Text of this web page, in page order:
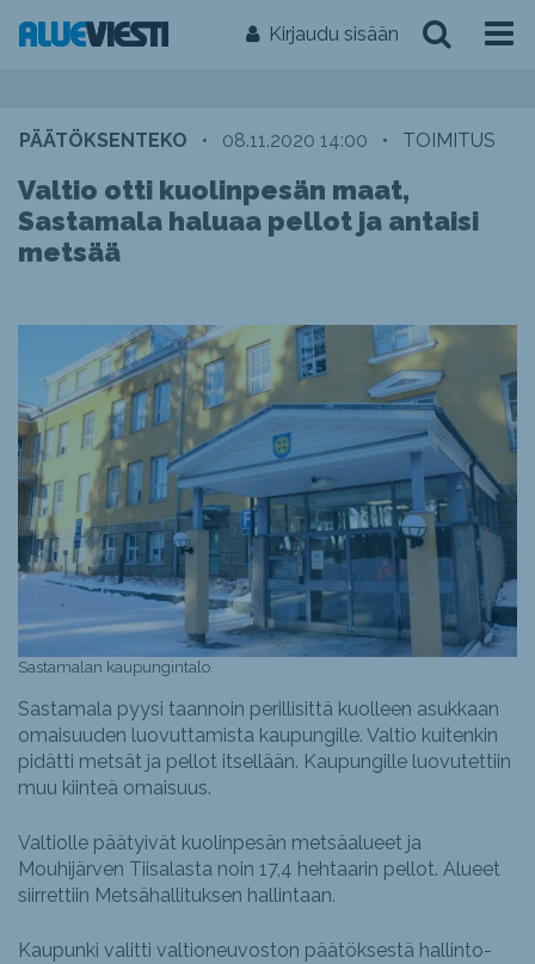
Kirjaudu sisään
PÄÄTÖKSENTEKO • 08.11.2020 14:00 • TOIMITUS
Valtio otti kuolinpesän maat,
Sastamala haluaa pellot ja antaisi
metsää
Sastamalan kaupungintalo.
Sastamala pyysi taannoin perillisittä kuolleen asukkaan
omaisuuden luovuttamista kaupungille. Valtio kuitenkin
pidätti metsät ja pellot itsellään. Kaupungille luovutettiin
muu kiinteä omaisuus.
Valtiolle päätyivät kuolinpesän metsäalueet ja
Mouhijärven Tiisalasta noin 17,4 hehtaarin pellot. Alueet
siirrettiin Metsähallituksen hallintaan.
Kaupunki valitti valtioneuvoston päätöksestä hallinto-